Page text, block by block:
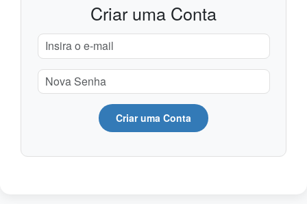
Criar uma Conta
Criar uma Conta